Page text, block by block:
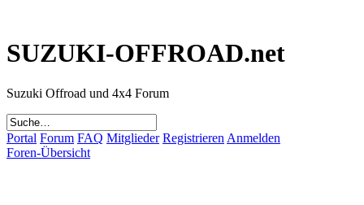
SUZUKI-OFFROAD.net
Suzuki Offroad und 4x4 Forum
Portal Forum FAQ Mitglieder Registrieren Anmelden
Foren-Übersicht